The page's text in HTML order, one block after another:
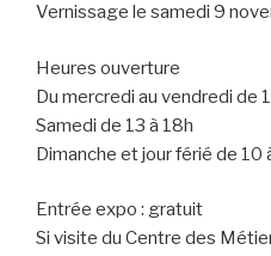
Vernissage le samedi 9
Heures ouverture
Du mercredi au vendredi de
Samedi de 13 à 18h
Dimanche et jour férié de 10
Entrée expo : gratuit
Si visite du Centre des